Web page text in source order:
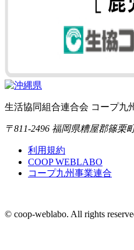
生活協同組合連合会 コープ九
〒811-2496 福岡県糟屋郡篠栗
利用規約
COOP WEBLABO
コープ九州事業連合
© coop-weblabo. All rights